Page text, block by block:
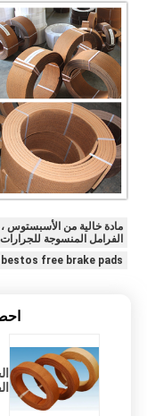
مادة خالية من الأسبستوس
الفرامل المنسوجة للجرارات
free brake pads